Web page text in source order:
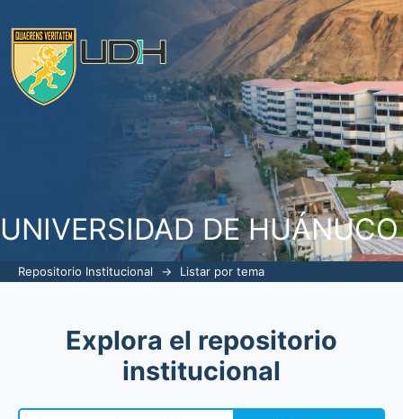
UNIVERSIDAD DE HUÁNUCO
Listar por tema "ulceras traumáticas"
Repositorio Institucional → Listar por tema
Explora el repositorio
institucional